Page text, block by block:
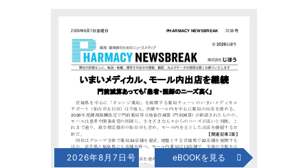
2026年8月7日号 eBOOKを見る